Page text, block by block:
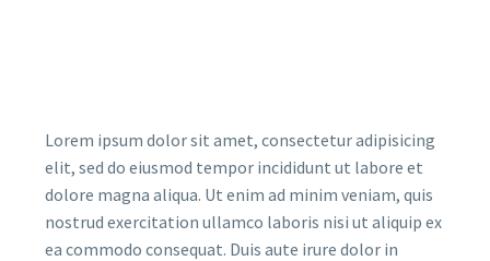
Lorem ipsum dolor sit amet, consectetur adipisicing
elit, sed do eiusmod tempor incididunt ut labore et
dolore magna aliqua. Ut enim ad minim veniam, quis
nostrud exercitation ullamco laboris nisi ut aliquip ex
ea commodo consequat. Duis aute irure dolor in